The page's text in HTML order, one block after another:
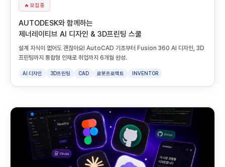
🔥 모집 중
AUTODESK와 함께하는
제너레이티브 AI 디자인 & 3D프린팅 스쿨
설계 지식이 없어도 괜찮아요! AutoCAD 기초부터 Fusion 360 AI 디자인, 3D
프린팅까지 통합형 인재로 취업까지 6개월 완성.
AI 디자인 3D프린팅 CAD 로봇프로젝트 INVENTOR